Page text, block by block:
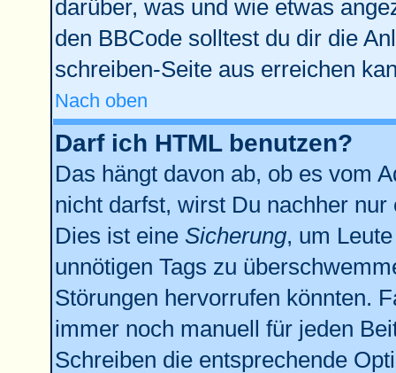
darüber, was und wie etwas
den BBCode solltest du dir die
schreiben-Seite aus erreichen
Nach oben
Darf ich HTML benutzen?
Das hängt davon ab, ob es vom
nicht darfst, wirst Du nachher
Dies ist eine Sicherung, um
unnötigen Tags zu
Störungen hervorrufen könnten.
immer noch manuell für jeden
Schreiben die entsprechende